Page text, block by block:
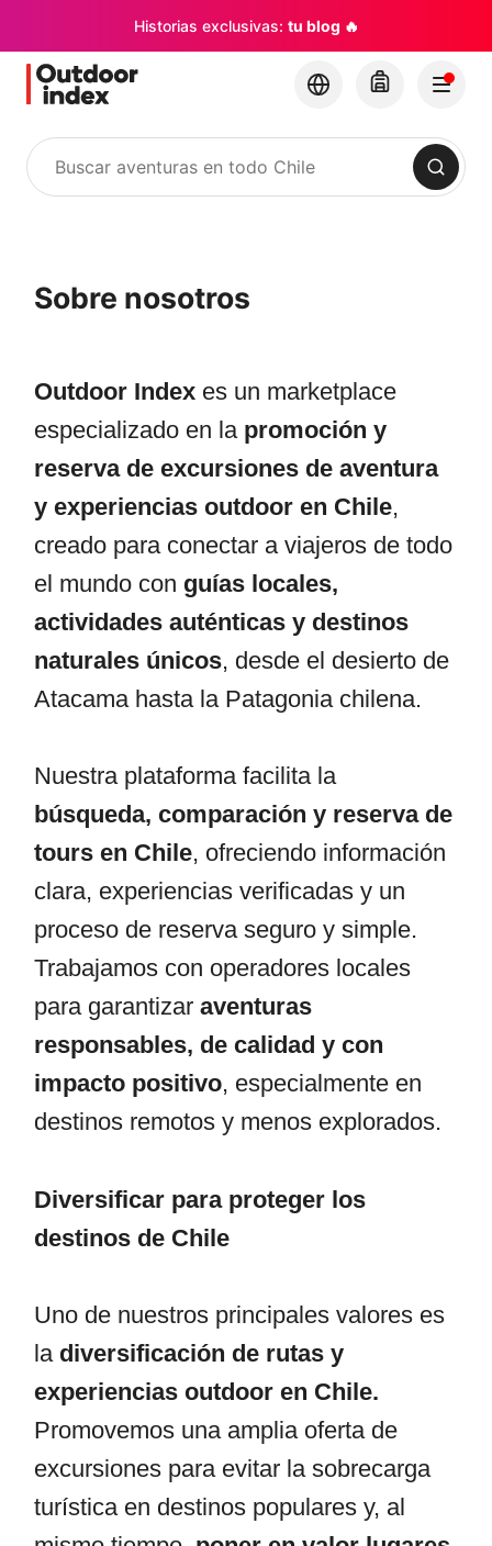
Historias exclusivas: tu blog 🔥
Buscar
Sobre nosotros
Outdoor Index es un marketplace
especializado en la promoción y
reserva de excursiones de aventura
y experiencias outdoor en Chile,
creado para conectar a viajeros de todo
el mundo con guías locales,
actividades auténticas y destinos
naturales únicos, desde el desierto de
Atacama hasta la Patagonia chilena.
Nuestra plataforma facilita la
búsqueda, comparación y reserva de
tours en Chile, ofreciendo información
clara, experiencias verificadas y un
proceso de reserva seguro y simple.
Trabajamos con operadores locales
para garantizaraventuras
responsables, de calidad y con
impacto positivo, especialmente en
destinos remotos y menos explorados.
Diversificar para proteger los
destinos de Chile
Uno de nuestros principales valores es
la diversificación de rutas y
experiencias outdoor en Chile.
Promovemos una amplia oferta de
excursiones para evitar la sobrecarga
turística en destinos populares y, al